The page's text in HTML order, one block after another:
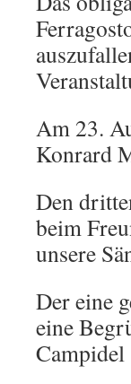
Am 23.
Konrard
Den
beim
unsere
Der eine
eine
Campidel